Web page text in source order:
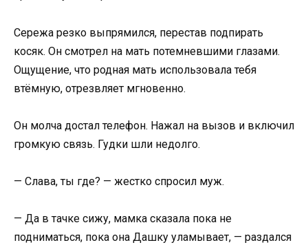
Сережа резко выпрямился, перестав подпирать
косяк. Он смотрел на мать потемневшими глазами.
Ощущение, что родная мать использовала тебя
втёмную, отрезвляет мгновенно.
Он молча достал телефон. Нажал на вызов и включил
громкую связь. Гудки шли недолго.
— Слава, ты где? — жестко спросил муж.
— Да в тачке сижу, мамка сказала пока не
подниматься, пока она Дашку уламывает, — раздался